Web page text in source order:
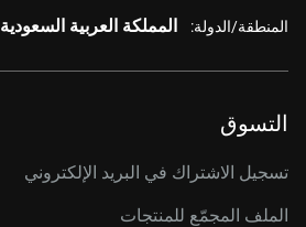
المنطقة/الدولة: المملكة العربية السعودية
التسوق
تسجيل الاشتراك في البريد الإلكتروني
الملف المجمّع للمنتجات